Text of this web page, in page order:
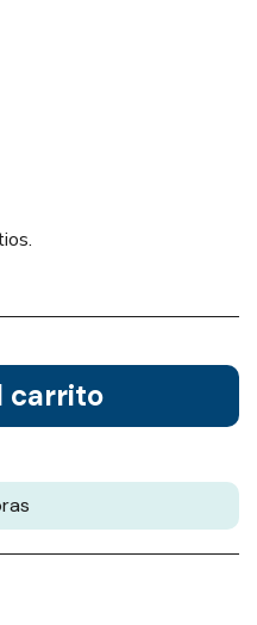
carrito
de comparación: 0 / 4